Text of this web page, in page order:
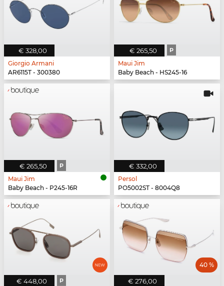
€ 328,00
Giorgio Armani
AR6115T - 300380
€ 265,50 P
Maui Jim
Baby Beach - HS245-16
€ 265,50 P
Maui Jim
Baby Beach - P245-16R
€ 332,00
Persol
PO5002ST - 8004Q8
€ 448,00 P € 276,00
40 %